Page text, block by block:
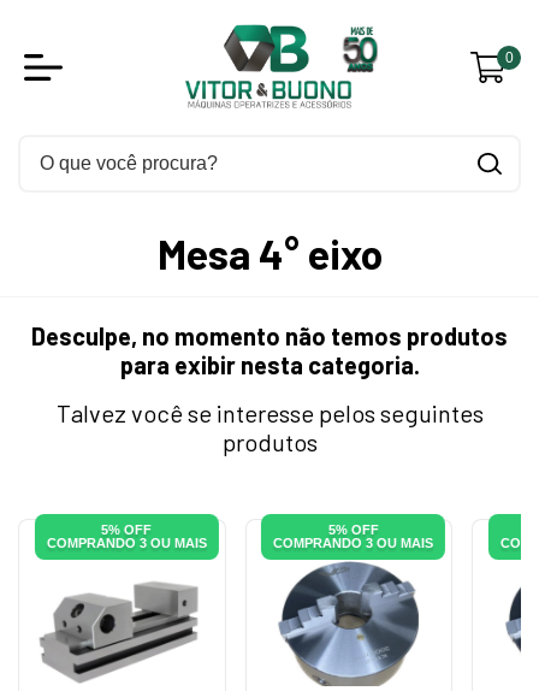
0
Mesa 4° eixo
Desculpe, no momento não temos produtos
para exibir nesta categoria.
Talvez você se interesse pelos seguintes
produtos
5% OFF
COMPRANDO 3 OU MAIS
5% OFF
COMPRANDO 3 OU MAIS